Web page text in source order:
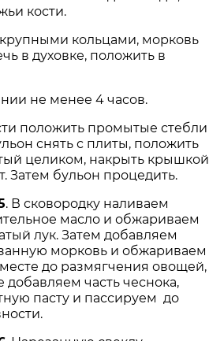
кости.
кольцами, морковь
в духовке, положить в
не менее 4 часов.
положить промытые стебли
снять с плиты, положить
целиком, накрыть крышкой
Затем бульон процедить.
. В сковородку наливаем
масло и обжариваем
лук. Затем добавляем
морковь и обжариваем
до размягчения овощей,
добавляем часть чеснока,
пасту и пассируем до